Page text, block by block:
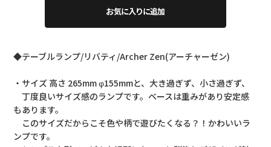
お気に入りに追加
◆テーブルランプ/リバティ/Archer Zen(アーチャーゼン)
・サイズ 高さ 265mm φ155mmと、大き過ぎず、小さ過ぎず、
丁度良いサイズ感のランプです。ベースは重みがあり安定感
もあります。
このサイズだからこそ色や柄で遊びたくなる？！かわいいラ
ンプです。